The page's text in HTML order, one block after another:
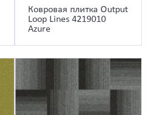
Ковровая плитка Output
Loop Lines 4219010
Azure